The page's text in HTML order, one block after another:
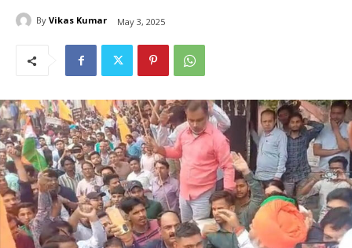
By Vikas Kumar May 3, 2025